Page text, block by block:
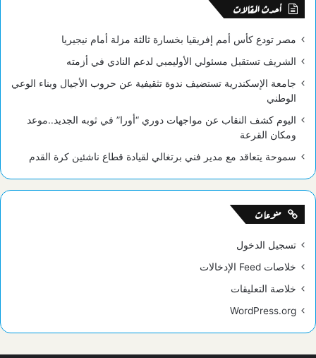
أحدث المقالات
مصر تودع كأس أمم إفريقيا بخسارة ثالثة مزلة أمام نيجيريا
الشريف تستقبل مسئولي الأوليمبي لدعم النادي في أزمته
جامعة الإسكندرية تستضيف ندوة تثقيفية عن حروب الأجيال وبناء الوعي
الوطني
اليوم كشف النقاب عن مواجهات دوري “أورا” في ثوبه الجديد..موعد
ومكان القرعة
سموحة يتعاقد مع مدير فني برتغالي لقيادة قطاع ناشئين كرة القدم
منوعات
تسجيل الدخول
خلاصات Feed الإدخالات
خلاصة التعليقات
WordPress.org